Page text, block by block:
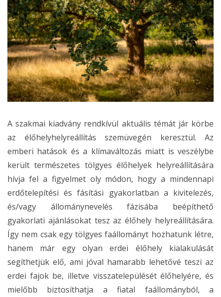
A szakmai kiadvány rendkívül aktuális témát jár körbe
az élőhelyhelyreállítás szemüvegén keresztül. Az
emberi hatások és a klímaváltozás miatt is veszélybe
került természetes tölgyes élőhelyek helyreállítására
hívja fel a figyelmet oly módon, hogy a mindennapi
erdőtelepítési és fásítási gyakorlatban a kivitelezés,
és/vagy állománynevelés fázisába beépíthető
gyakorlati ajánlásokat tesz az élőhely helyreállítására.
Így nem csak egy tölgyes faállományt hozhatunk létre,
hanem már egy olyan erdei élőhely kialakulását
segíthetjük elő, ami jóval hamarabb lehetővé teszi az
erdei fajok be, illetve visszatelepülését élőhelyére, és
mielőbb biztosíthatja a fiatal faállományból, a